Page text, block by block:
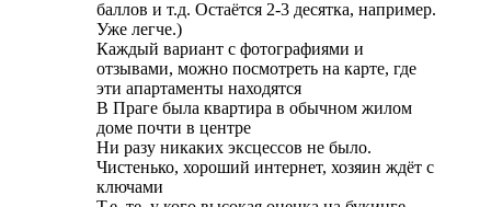
баллов и т.д. Остаётся 2-3 десятка, например.
Уже легче.)
Каждый вариант с фотографиями и
отзывами, можно посмотреть на карте, где
эти апартаменты находятся
В Праге была квартира в обычном жилом
доме почти в центре
Ни разу никаких эксцессов не было.
Чистенько, хороший интернет, хозяин ждёт с
ключами